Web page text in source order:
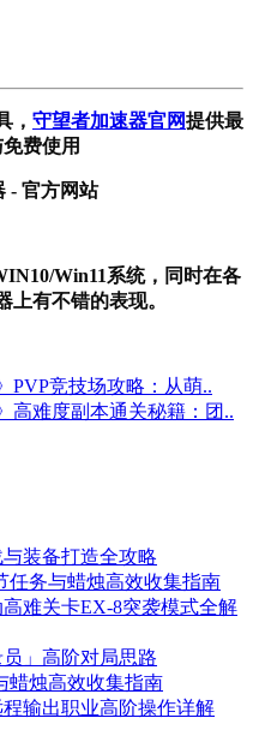
， 守望者加速器官网提供最
费使用
Win11系统，同时在各
上有不错的表现。
PVP竞技场攻略：从萌..
高难度副本通关秘籍：团..
与装备打造全攻略
任务与蜡烛高效收集指南
难关卡EX-8突袭模式全解
员」高阶对局思路
蜡烛高效收集指南
程输出职业高阶操作详解